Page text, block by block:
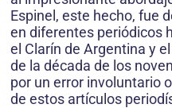
Espinel, este hecho, fue
en diferentes periódicos
el Clarín de Argentina y
de la década de los
por un error involuntario
de estos artículos